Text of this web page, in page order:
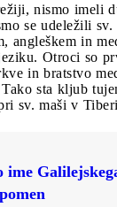
nismo imeli
se udeležili
angleškem in
Otroci so
in bratstvo
sta kljub
sv. maši v